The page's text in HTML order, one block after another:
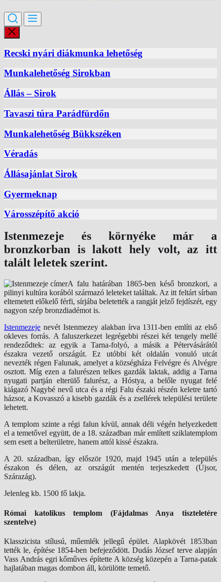
Recski nyári diákmunka lehetőség
Munkalehetőség Sirokban
Állás – Sirok
Tavaszi túra Parádfürdőn
Munkalehetőség Bükkszéken
Véradás
Állásajánlat Sirok
Gyermeknap
Városszépítő akció
Istenmezeje és környéke már a
bronzkorban is lakott hely volt, az itt
talált leletek szerint.
A falu határában 1865-ben késő bronzkori, a
pilinyi kultúra korából származó leleteket találtak. Az itt feltárt sírban
eltemetett előkelő férfi, sírjába beletették a rangját jelző fejdíszét, egy
nagyon szép bronzdiadémot is.
Istenmezeje nevét Istenmezey alakban írva 1311-ben említi az első
okleves forrás. A faluszerkezet legrégebbi részei két tengely mellé
rendeződtek: az egyik a Tarna-folyó, a másik a Pétervásárától
északra vezető országút. Ez utóbbi két oldalán vonuló utcát
nevezték régen Falunak, amelyet a községháza Felvégre és Alvégre
osztott. Míg ezen a falurészen telkes gazdák laktak, addig a Tarna
nyugati partján elterülő falurész, a Hóstya, a belőle nyugat felé
kiágazó Nagybé nevű utca és a régi Falu északi részén keletre tartó
házsor, a Kovasszó a kisebb gazdák és a zsellérek települési területe
lehetett.
A templom szinte a régi falun kívül, annak déli végén helyezkedett
el a temetővel együtt, de a 18. században már említett sziklatemplom
sem esett a belterületre, hanem attól kissé északra.
A 20. században, így először 1920, majd 1945 után a település
északon és délen, az országút mentén terjeszkedett (Újsor,
Szárazág).
Jelenleg kb. 1500 fő lakja.
Római katolikus templom (Fájdalmas Anya tiszteletére
szentelve)
Klasszicista stílusú, műemlék jellegű épület. Alapkövét 1853ban
tették le, építése 1854-ben befejeződött. Dudás József terve alapján
Vass András egri kőműves építette A község közepén a Tarna-patak
hajlatában magas dombon áll, körülötte temető.